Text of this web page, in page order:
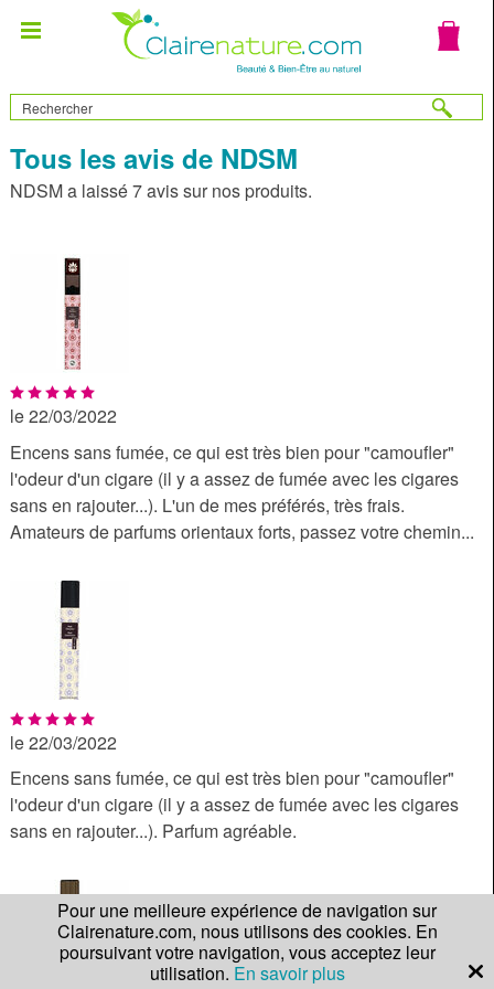
Tous les avis de NDSM
NDSM a laissé 7 avis sur nos produits.
le 22/03/2022
Encens sans fumée, ce qui est très bien pour "camoufler"
l'odeur d'un cigare (il y a assez de fumée avec les cigares
sans en rajouter...). L'un de mes préférés, très frais.
Amateurs de parfums orientaux forts, passez votre chemin...
le 22/03/2022
Encens sans fumée, ce qui est très bien pour "camoufler"
l'odeur d'un cigare (il y a assez de fumée avec les cigares
sans en rajouter...). Parfum agréable.
Pour une meilleure expérience de navigation sur
Clairenature.com, nous utilisons des cookies. En
poursuivant votre navigation, vous acceptez leur
utilisation. En savoir plus